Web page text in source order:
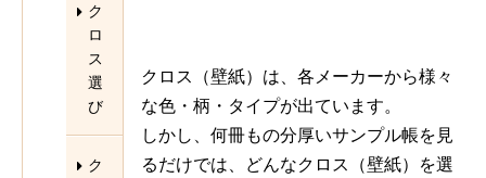
クロス（壁紙）は、各メーカーから様々
な色・柄・タイプが出ています。
しかし、何冊もの分厚いサンプル帳を見
るだけでは、どんなクロス（壁紙）を選
ク
ロ
ス
選
び
ク